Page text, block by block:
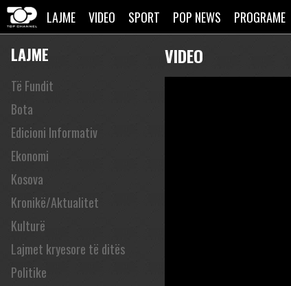
LAJME VIDEO SPORT POP NEWS PROGRAME
LAJME
Të Fundit
Bota
Edicioni Informativ
Ekonomi
Kosova
Kronikë/Aktualitet
Kulturë
Lajmet kryesore të ditës
Politike
VIDEO